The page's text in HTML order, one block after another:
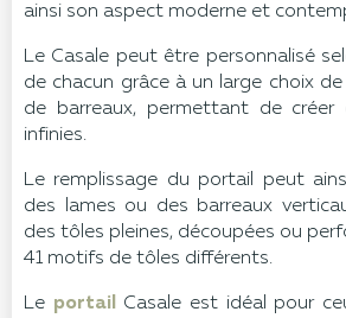
ainsi son aspect moderne et
Le Casale peut être personnalisé
de chacun grâce à un large choix
de barreaux, permettant de créer
infinies.
Le remplissage du portail peut
des lames ou des barreaux
des tôles pleines, découpées ou
41 motifs de tôles différents.
Le portail
Casale est idéal pour